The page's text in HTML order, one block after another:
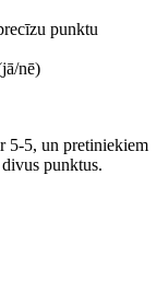
punktu
nē)
5-5, un pretiniekiem
punktus.